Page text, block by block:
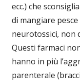
ecc.) che
di mangiare
neurotossici, non
Questi farmaci
hanno in più
parenterale